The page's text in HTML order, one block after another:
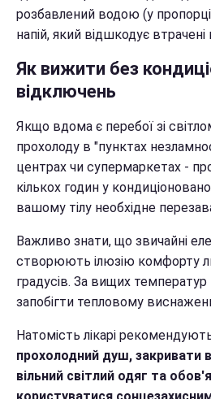
розбавлений водою (у
напій, який відшкодує втрачені
Як вижити без
відключень
Якщо вдома є перебої зі
прохолоду в "пунктах
центрах чи супермаркетах -
кількох годин у
вашому тілу необхідне
Важливо знати, що звичайні
створюють ілюзію комфорту
градусів. За вищих температур
запобігти тепловому
Натомість лікарі
прохолодний душ, закривати
вільний світлий одяг та